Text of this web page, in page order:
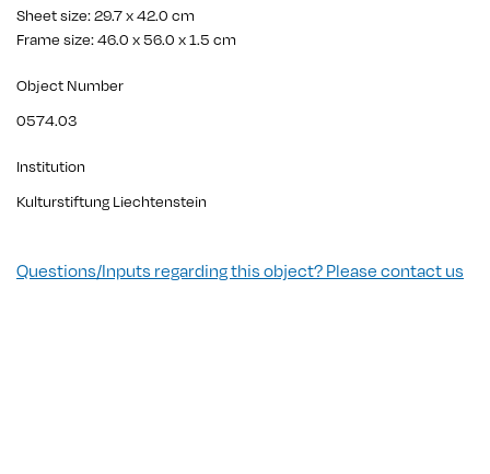
Sheet size: 29.7 x 42.0 cm
Frame size: 46.0 x 56.0 x 1.5 cm
Object Number
0574.03
Institution
Kulturstiftung Liechtenstein
Questions/Inputs regarding this object? Please contact us